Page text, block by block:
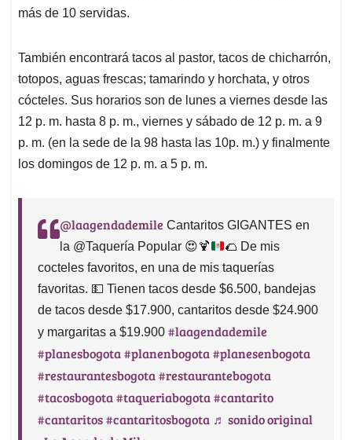
más de 10 servidas.
También encontrará tacos al pastor, tacos de chicharrón,
totopos, aguas frescas; tamarindo y horchata, y otros
cócteles. Sus horarios son de lunes a viernes desde las
12 p. m. hasta 8 p. m., viernes y sábado de 12 p. m. a 9
p. m. (en la sede de la 98 hasta las 10p. m.) y finalmente
los domingos de 12 p. m. a 5 p. m.
@laagendademile Cantaritos GIGANTES en
la @Taquería Popular 😍🍹 🌮 De mis
cocteles favoritos, en una de mis taquerías
favoritas. 💵 Tienen tacos desde $6.500, bandejas
de tacos desde $17.900, cantaritos desde $24.900
y margaritas a $19.900 #laagendademile
#planesbogota#planenbogota#planesenbogota
#restaurantesbogota#restaurantebogota
#tacosbogota#taqueriabogota#cantarito
#cantaritos#cantaritosbogota ♬ sonido original